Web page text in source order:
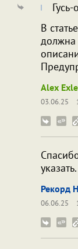
В
должна
Alex
03.06.25
указать.
Рекорд
06.06.25